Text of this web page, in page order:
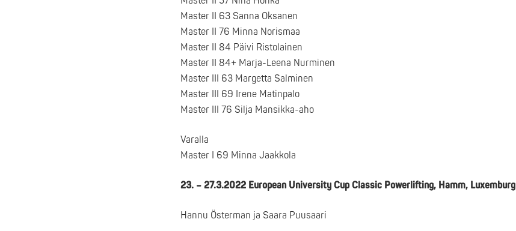
Master II 63 Sanna Oksanen
Master II 76 Minna Norismaa
Master II 84 Päivi Ristolainen
Master II 84+ Marja-Leena Nurminen
Master III 63 Margetta Salminen
Master III 69 Irene Matinpalo
Master III 76 Silja Mansikka-aho
Varalla
Master I 69 Minna Jaakkola
23. – 27.3.2022 European University Cup Classic Powerlifting, Hamm, Luxemburg
Hannu Österman ja Saara Puusaari